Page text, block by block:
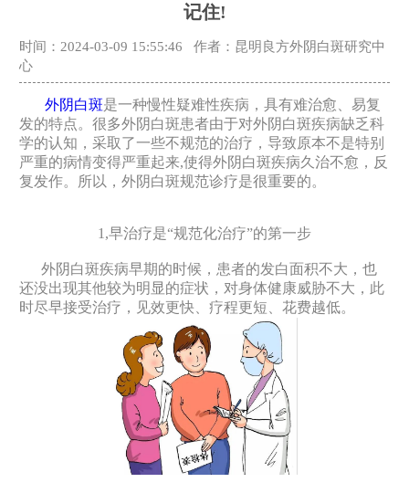
记住!
时间：2024-03-09 15:55:46
作者：昆明良方外阴白斑研究中
心
外阴白斑是一种慢性疑难性疾病，具有难治愈、易复
发的特点。很多外阴白斑患者由于对外阴白斑疾病缺乏科
学的认知，采取了一些不规范的治疗，导致原本不是特别
严重的病情变得严重起来,使得外阴白斑疾病久治不愈，反
复发作。所以，外阴白斑规范诊疗是很重要的。
1,早治疗是“规范化治疗”的第一步
外阴白斑疾病早期的时候，患者的发白面积不大，也
还没出现其他较为明显的症状，对身体健康威胁不大，此
时尽早接受治疗，见效更快、疗程更短、花费越低。